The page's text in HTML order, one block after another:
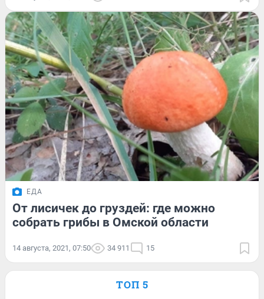
ЕДА
От лисичек до груздей: где можно
собрать грибы в Омской области
14 августа, 2021, 07:50 34 911 15
ТОП 5